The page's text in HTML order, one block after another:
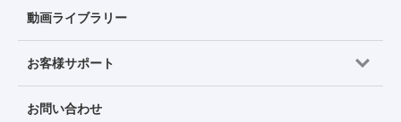
動画ライブラリー
お客様サポート
お問い合わせ